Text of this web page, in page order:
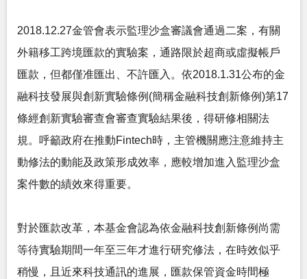
2018.12.27金管會表示監理沙盒審議會通過二案，有關
外籍移工跨境匯款的實驗案，通路限於超商或虛擬帳戶
匯款，但都僅准匯出、不許匯入。依2018.1.31公布的金
融科技發展與創新實驗條例(簡稱金融科技創新條例)第17
條經創新實驗審查會審查實驗結果後，得研修相關法
規。呼籲政府在推動Fintech時，主管機關應注意維持主
動修法的動能及政策形成效率，應較增加進入監理沙盒
案件數的績效來得重要。
對於匯款改革，本基金會認為依金融科技創新條例尚需
等待實驗期間一年至三年才進行研究修法，在時效似乎
稍慢，且近來科技通訊的進展，匯款保管資金時間極